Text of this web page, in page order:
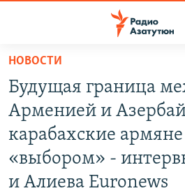
Перейти
основному
содержанию
Перейти
основной
навигации
НОВОСТИ
ПОЛИТИКА
ОБЩЕСТВО
ЭКОНОМИКА
НОВОСТИ
Будущая граница
Арменией и
карабахские
«выбором» -
и Алиева Euronews